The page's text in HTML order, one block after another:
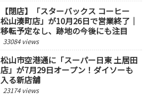
【閉店】「スターバックス コーヒー
松山湊町店」が10月26日で営業終了｜
移転予定なし、跡地の今後にも注目
33084 views
松山市空港通に「スーパー日東 土居田
店」が7月29日オープン！ダイソーも
入る新店舗
23174 views